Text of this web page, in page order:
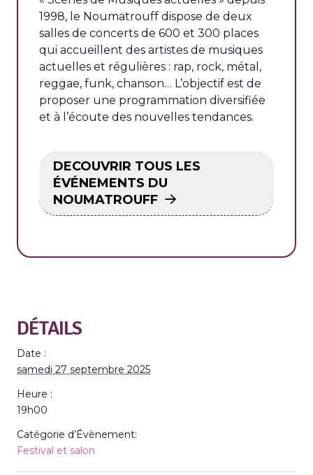
1998, le Noumatrouff dispose de deux
salles de concerts de 600 et 300 places
qui accueillent des artistes de musiques
actuelles et régulières : rap, rock, métal,
reggae, funk, chanson… L’objectif est de
proposer une programmation diversifiée
et à l’écoute des nouvelles tendances.
DECOUVRIR TOUS LES
ÉVÉNEMENTS DU
NOUMATROUFF
DÉTAILS
Date :
samedi 27 septembre 2025
Heure :
19h00
Catégorie d’Évènement:
Festival et salon